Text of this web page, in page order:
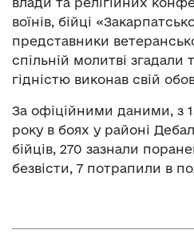
воїнів, бійці
представники
спільній молитві згадали
гідністю виконав свій
За офіційними даними, з
року в боях у районі
бійців, 270 зазнали
безвісти, 7 потрапили в